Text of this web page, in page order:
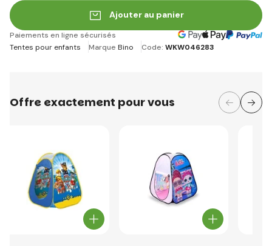
Ajouter au panier
Paiements en ligne sécurisés
Tentes pour enfants
Marque Bino Code: WKW046283
Offre exactement pour vous